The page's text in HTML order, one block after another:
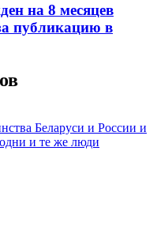
на 8 месяцев
публикацию в
Беларуси и России и
и те же люди